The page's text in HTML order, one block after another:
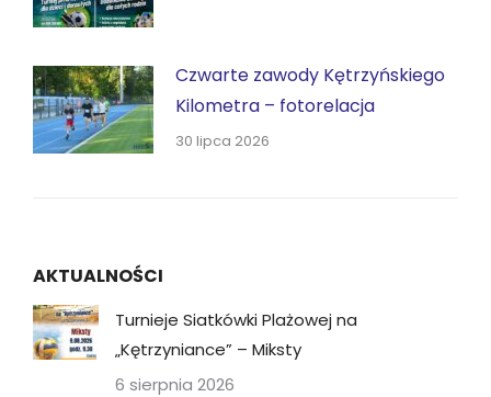
Czwarte zawody Kętrzyńskiego
Kilometra – fotorelacja
30 lipca 2026
AKTUALNOŚCI
Turnieje Siatkówki Plażowej na
„Kętrzyniance” – Miksty
6 sierpnia 2026